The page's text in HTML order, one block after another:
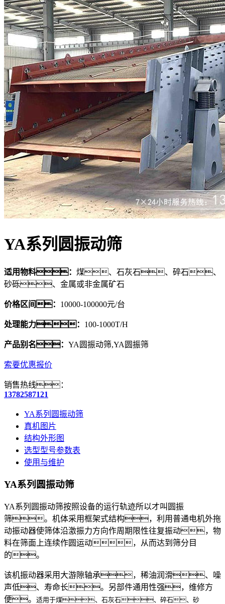
YA系列圆振动筛
适用物料： 煤、石灰石、碎石、
砂砾、金属或非金属矿石
价格区间： 10000-100000元/台
处理能力： 100-1000T/H
产品别名： YA圆振动筛,YA圆振筛
索要优惠报价
销售热线：
13782587121
YA系列圆振动筛
真机图片
结构外形图
选型型号参数表
使用与维护
YA系列圆振动筛
YA系列圆振动筛按照设备的运行轨迹所以才叫圆振
筛。机体采用框架式结构，利用普通电机外拖
动振动器使筛体沿激振力方向作周期限性往复振动，物
料在筛面上连续作圆运动，从而达到筛分目
的。
该机振动器采用大游隙轴承，稀油润滑、噪
声低、寿命长。另部件通用性强，维修方
便。 适用于煤、石灰石、碎石、砂